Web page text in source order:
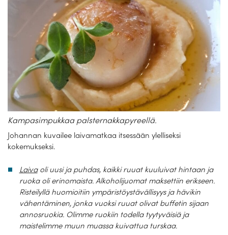
Kampasimpukkaa palsternakkapyreellä.
Johannan kuvailee laivamatkaa itsessään ylelliseksi
kokemukseksi.
Laivaoli uusi ja puhdas, kaikki ruuat kuuluivat hintaan ja
ruoka oli erinomaista. Alkoholijuomat maksettiin erikseen.
Risteilyllä huomioitiin ympäristöystävällisyys ja hävikin
vähentäminen, jonka vuoksi ruuat olivat buffetin sijaan
annosruokia. Olimme ruokiin todella tyytyväisiä ja
maistelimme muun muassa kuivattua turskaa.